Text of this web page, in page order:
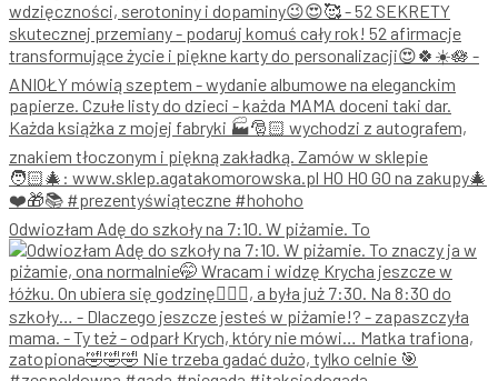
Odwiozłam Adę do szkoły na 7:10. W piżamie. To